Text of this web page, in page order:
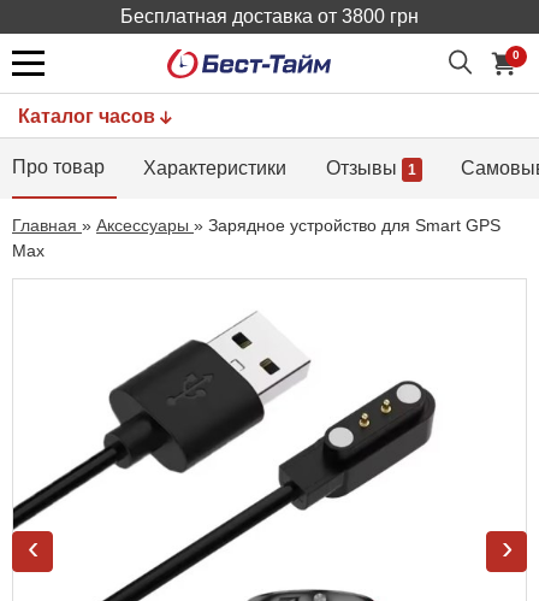
Бесплатная доставка от 3800 грн
0
Каталог часов
Про товар Характеристики Отзывы 1
Главная » Аксессуары » Зарядное устройство для Smart GPS
Max
‹ ›